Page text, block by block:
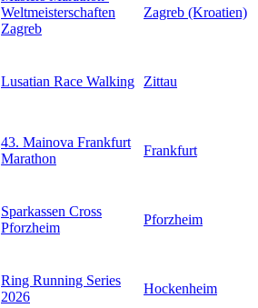
Weltmeisterschaften
Zagreb
Zagreb (Kroatien)
Lusatian Race Walking Zittau
43. Mainova Frankfurt
Marathon
Frankfurt
Sparkassen Cross
Pforzheim
Pforzheim
Ring Running Series
2026
Hockenheim